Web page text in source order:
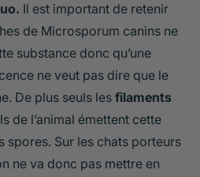
Il est important de retenir
de Microsporum canins ne
substance donc qu’une
ne veut pas dire que le
De plus seuls les filaments
de l’animal émettent cette
spores. Sur les chats porteurs
ne va donc pas mettre en